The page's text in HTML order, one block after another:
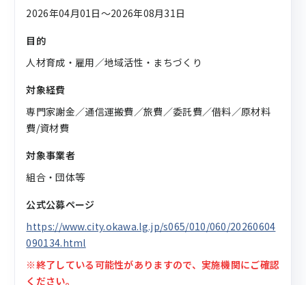
2026年04月01日〜2026年08月31日
目的
人材育成・雇用／地域活性・まちづくり
対象経費
専門家謝金／通信運搬費／旅費／委託費／借料／原材料
費/資材費
対象事業者
組合・団体等
公式公募ページ
https://www.city.okawa.lg.jp/s065/010/060/20260604
090134.html
※終了している可能性がありますので、実施機関にご確認
ください。